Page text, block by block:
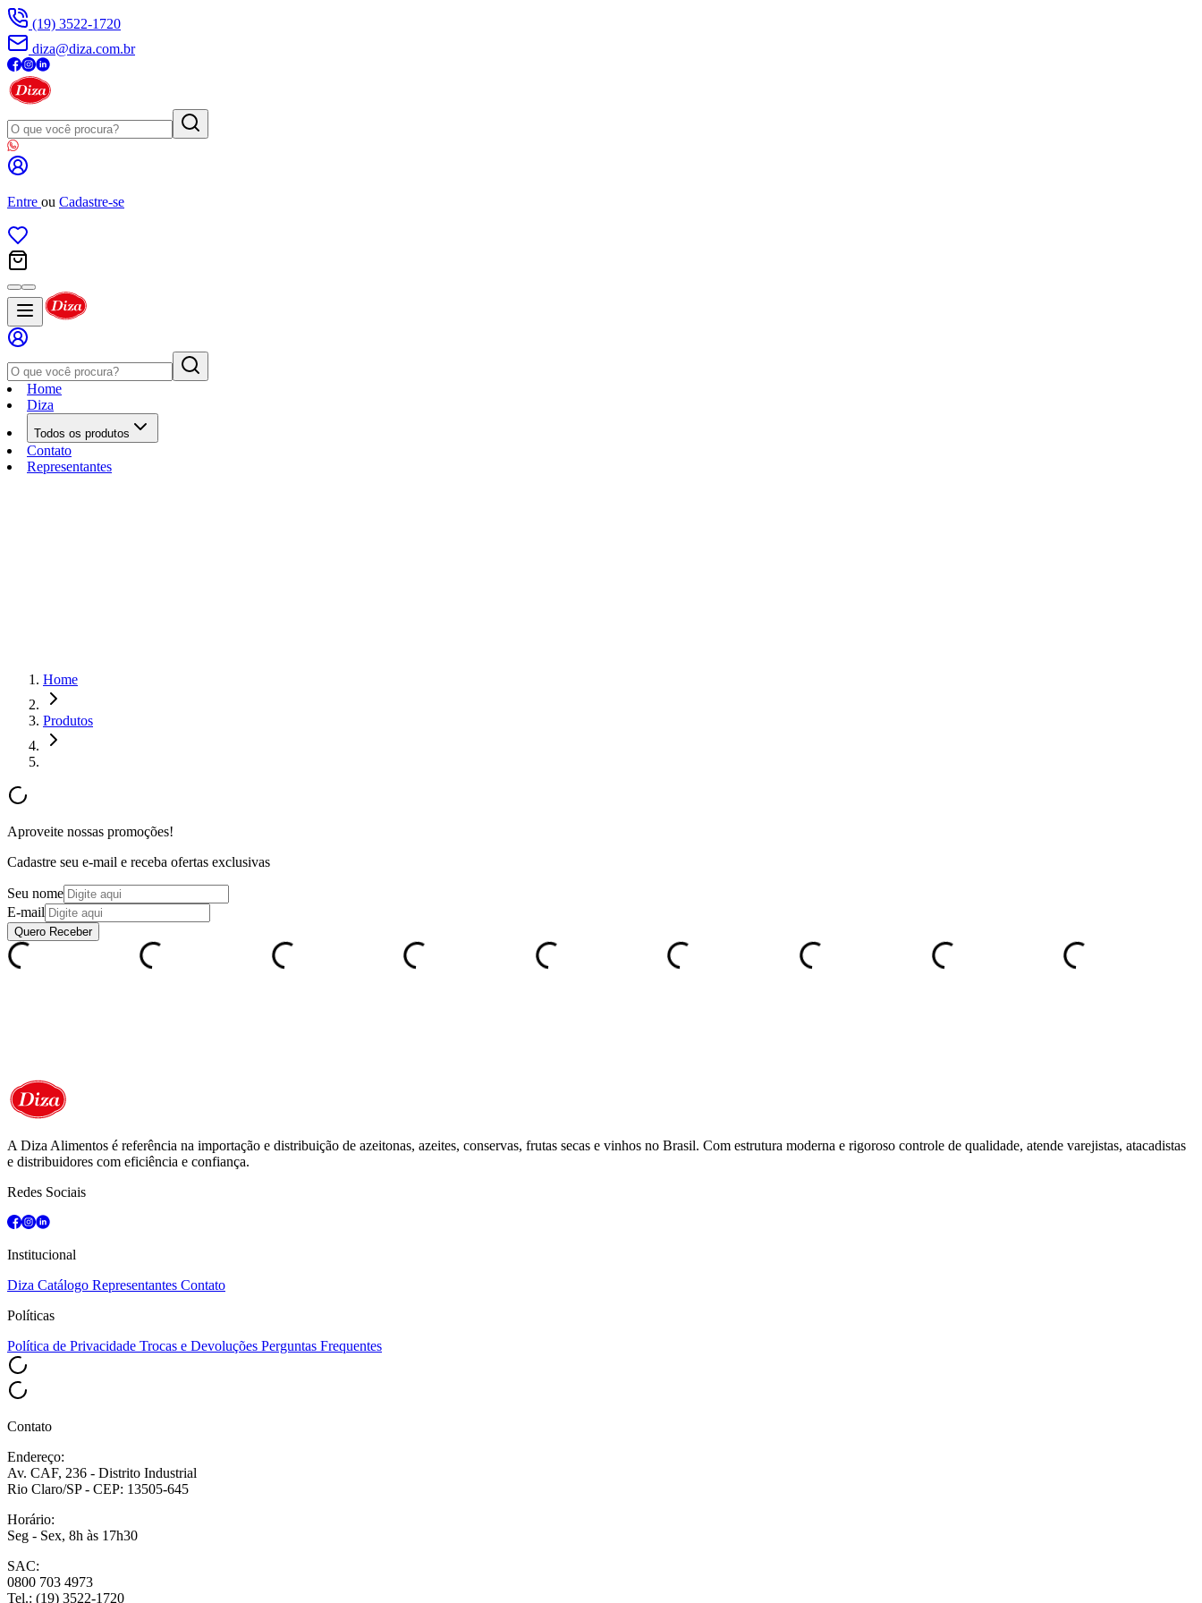
(19) 3522-1720
diza@diza.com.br
Entre ou Cadastre-se
Home
Diza
Todos os produtos
Contato
Representantes
Home
Produtos
Aproveite nossas promoções!
Cadastre seu e-mail e receba ofertas exclusivas
Seu nome
E-mail
Quero Receber
A Diza Alimentos é referência na importação e distribuição de azeitonas, azeites, conservas, frutas secas e vinhos no Brasil. Com estrutura moderna e rigoroso controle de qualidade, atende varejistas, atacadistas
e distribuidores com eficiência e confiança.
Redes Sociais
Institucional
Diza Catálogo Representantes Contato
Políticas
Política de Privacidade Trocas e Devoluções Perguntas Frequentes
Contato
Endereço:
Av. CAF, 236 - Distrito Industrial
Rio Claro/SP - CEP: 13505-645
Horário:
Seg - Sex, 8h às 17h30
SAC:
0800 703 4973
Tel.: (19) 3522-1720